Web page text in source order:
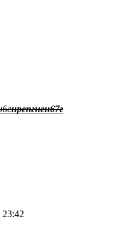
нрепгнен67г
23:42